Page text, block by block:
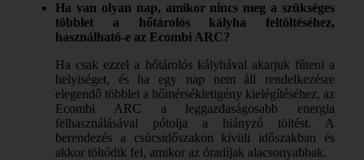
Ha van olyan nap, amikor nincs meg a szükséges
többlet a hőtárolós kályha feltöltéséhez,
használható-e az Ecombi ARC?
Ha csak ezzel a hőtárolós kályhával akarjuk fűteni a
helyiséget, és ha egy nap nem áll rendelkezésre
elegendő többlet a hőmérsékletigény kielégítéséhez, az
Ecombi ARC a leggazdaságosabb energia
felhasználásával pótolja a hiányzó töltést. A
berendezés a csúcsidőszakon kívüli időszakban és
akkor töltődik fel, amikor az óradíjak alacsonyabbak.